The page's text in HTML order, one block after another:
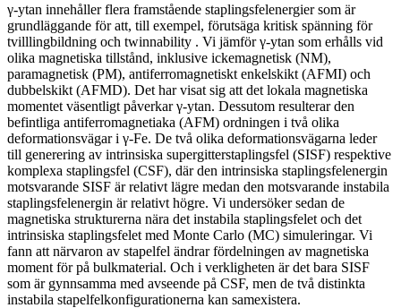
γ-ytan innehåller flera framstående staplingsfelenergier som är
grundläggande för att, till exempel, förutsäga kritisk spänning för
tvilllingbildning och twinnability . Vi jämför γ-ytan som erhålls vid
olika magnetiska tillstånd, inklusive ickemagnetisk (NM),
paramagnetisk (PM), antiferromagnetiskt enkelskikt (AFMI) och
dubbelskikt (AFMD). Det har visat sig att det lokala magnetiska
momentet väsentligt påverkar γ-ytan. Dessutom resulterar den
befintliga antiferromagnetiaka (AFM) ordningen i två olika
deformationsvägar i γ-Fe. De två olika deformationsvägarna leder
till generering av intrinsiska supergitterstaplingsfel (SISF) respektive
komplexa staplingsfel (CSF), där den intrinsiska staplingsfelenergin
motsvarande SISF är relativt lägre medan den motsvarande instabila
staplingsfelenergin är relativt högre. Vi undersöker sedan de
magnetiska strukturerna nära det instabila staplingsfelet och det
intrinsiska staplingsfelet med Monte Carlo (MC) simuleringar. Vi
fann att närvaron av stapelfel ändrar fördelningen av magnetiska
moment för på bulkmaterial. Och i verkligheten är det bara SISF
som är gynnsamma med avseende på CSF, men de två distinkta
instabila stapelfelkonfigurationerna kan samexistera.